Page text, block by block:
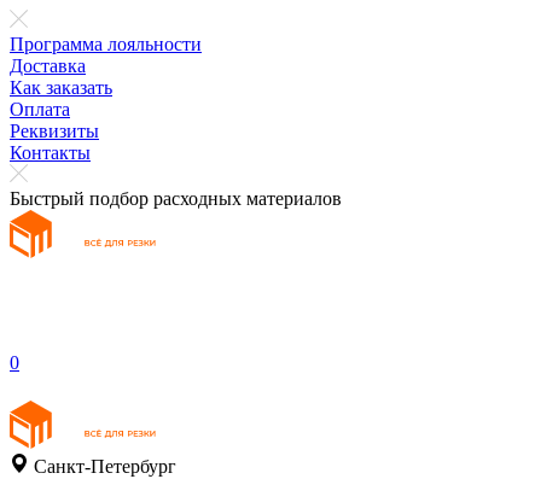
Программа лояльности
Доставка
Как заказать
Оплата
Реквизиты
Контакты
Быстрый подбор расходных материалов
0
Санкт-Петербург